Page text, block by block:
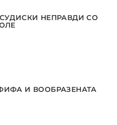
НЕПРАВДИ СО
И ВООБРАЗЕНАТА